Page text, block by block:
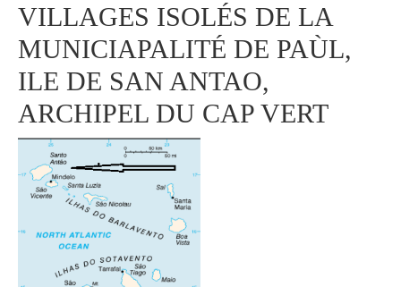
VILLAGES ISOLÉS DE LA
MUNICIAPALITÉ DE PAÙL,
ILE DE SAN ANTAO,
ARCHIPEL DU CAP VERT